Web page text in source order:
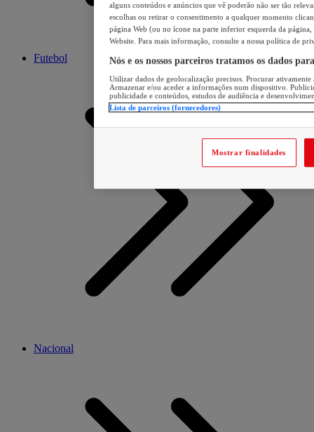
Futebol
Nacional
alguns conteúdos e anúncios que vê poderão não ser tão
escolhas ou retirar o consentimento a qualquer momento
página Web (ou no ícone na parte inferior esquerda da página,
Website. Para mais informação, consulte a nossa política de
Nós e os nossos parceiros tratamos os dados
Utilizar dados de geolocalização precisos. Procurar
Armazenar e/ou aceder a informações num dispositivo.
publicidade e conteúdos, estudos de audiência e
Lista de parceiros (fornecedores)
Mostrar finalidades